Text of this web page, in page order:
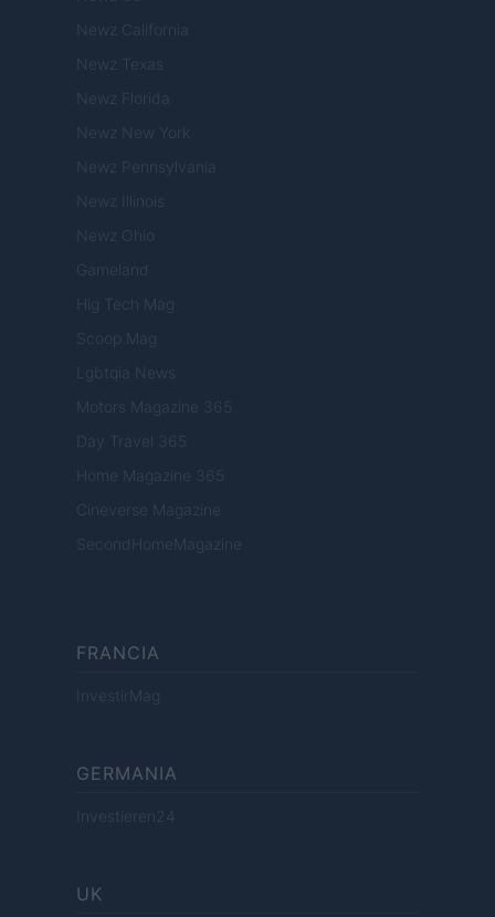
Newz California
Newz Texas
Newz Florida
Newz New York
Newz Pennsylvania
Newz Illinois
Newz Ohio
Gameland
Hig Tech Mag
Scoop Mag
Lgbtqia News
Motors Magazine 365
Day Travel 365
Home Magazine 365
Cineverse Magazine
SecondHomeMagazine
FRANCIA
InvestirMag
GERMANIA
Investieren24
UK